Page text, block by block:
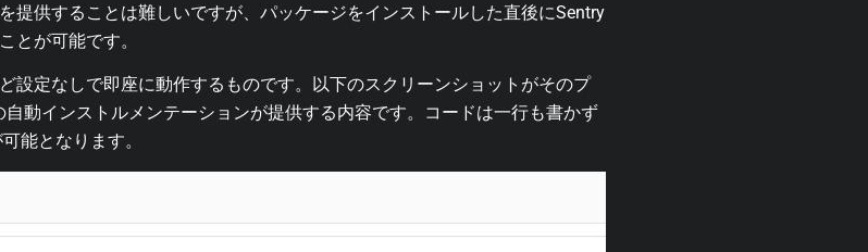
提供することは難しいですが、パッケージをインストールした直後にSentry
とが可能です。
設定なしで即座に動作するものです。以下のスクリーンショットがそのプ
動インストルメンテーションが提供する内容です。コードは一行も書かず
能となります。